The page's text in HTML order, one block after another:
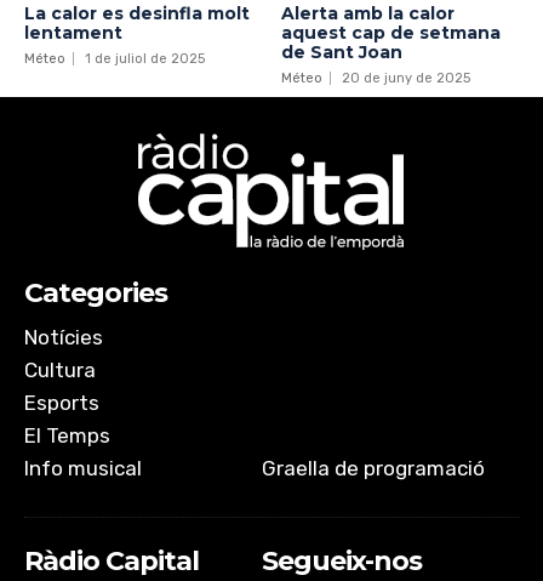
La calor es desinfla molt
lentament
Méteo 1 de juliol de 2025
Alerta amb la calor
aquest cap de setmana
de Sant Joan
Méteo 20 de juny de 2025
Categories
Notícies
Cultura
Esports
El Temps
Info musical
Graella de programació
Ràdio Capital Segueix-nos